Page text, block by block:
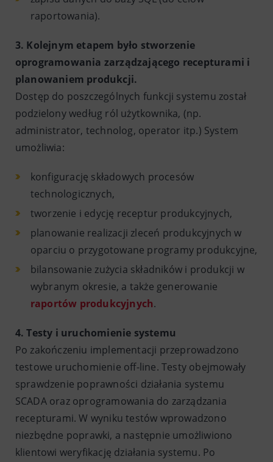
raportowania).
3. Kolejnym etapem było stworzenie
oprogramowania zarządzającego recepturami i
planowaniem produkcji.
Dostęp do poszczególnych funkcji systemu został
podzielony według ról użytkownika, (np.
administrator, technolog, operator itp.) System
umożliwia:
konfigurację składowych procesów
technologicznych,
tworzenie i edycję receptur produkcyjnych,
planowanie realizacji zleceń produkcyjnych w
oparciu o przygotowane programy produkcyjne,
bilansowanie zużycia składników i produkcji w
wybranym okresie, a także generowanie
raportów produkcyjnych.
4. Testy i uruchomienie systemu
Po zakończeniu implementacji przeprowadzono
testowe uruchomienie off-line. Testy obejmowały
sprawdzenie poprawności działania systemu
SCADA oraz oprogramowania do zarządzania
recepturami. W wyniku testów wprowadzono
niezbędne poprawki, a następnie umożliwiono
klientowi weryfikację działania systemu. Po